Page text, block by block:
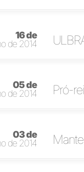
16 de
de 2014
05 de
de 2014
Pró-
03 de
de 2014